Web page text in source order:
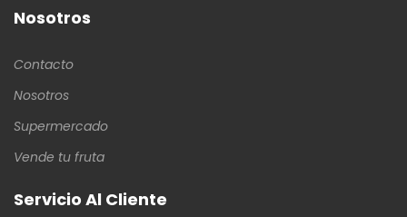
Nosotros
Contacto
Nosotros
Supermercado
Vende tu fruta
Servicio Al Cliente